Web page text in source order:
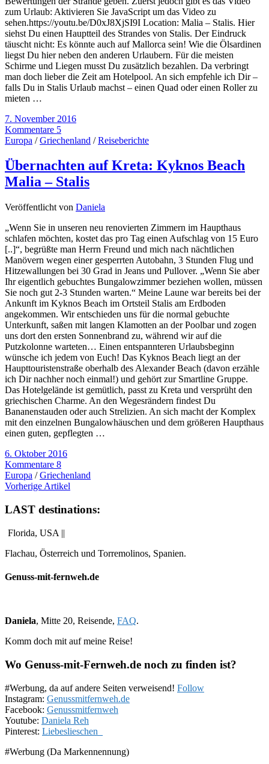
zum Urlaub: Aktivieren Sie JavaScript um das Video zu
sehen.https://youtu.be/D0xJ8XjSI9I Location: Malia – Stalis. Hier
siehst Du einen Hauptteil des Strandes von Stalis. Der Eindruck
täuscht nicht: Es könnte auch auf Mallorca sein! Wie die Ölsardinen
liegst Du hier neben den anderen Urlaubern. Für die meisten
Schirme und Liegen musst Du zusätzlich bezahlen. Da verbringt
man doch lieber die Zeit am Hotelpool. An sich empfehle ich Dir –
falls Du in Stalis Urlaub machst – einen Quad oder einen Roller zu
mieten …
7. November 2016
Kommentare 5
Europa /Griechenland /Reiseberichte
Übernachten auf Kreta: Kyknos Beach
Malia – Stalis
Veröffentlicht von Daniela
„Wenn Sie in unseren neu renovierten Zimmern im Haupthaus
schlafen möchten, kostet das pro Tag einen Aufschlag von 15 Euro
[..]“, begrüßte man Herrn Freund und mich nach nächtlichen
Manövern wegen einer gesperrten Autobahn, 3 Stunden Flug und
Hitzewallungen bei 30 Grad in Jeans und Pullover. „Wenn Sie aber
Ihr eigentlich gebuchtes Bungalowzimmer beziehen wollen, müssen
Sie noch gut 2-3 Stunden warten.“ Meine Laune war bereits bei der
Ankunft im Kyknos Beach im Ortsteil Stalis am Erdboden
angekommen. Wir entschieden uns für die normal gebuchte
Unterkunft, saßen mit langen Klamotten an der Poolbar und zogen
uns dort den ersten Sonnenbrand zu, während wir auf die
Putzkolonne warteten… Einen entspannteren Urlaubsbeginn
wünsche ich jedem von Euch! Das Kyknos Beach liegt an der
Haupttouristenstraße oberhalb des Alexander Beach (davon erzähle
ich Dir nachher noch einmal!) und gehört zur Smartline Gruppe.
Das Hotelgelände ist gemütlich, passt zu Kreta und versprüht den
griechischen Charme. An den Wegesrändern findest Du
Bananenstauden oder auch Strelizien. An sich macht der Komplex
mit den einzelnen Bungalowhäuschen und dem größeren Haupthaus
einen guten, gepflegten …
6. Oktober 2016
Kommentare 8
Europa /Griechenland
Vorherige Artikel
LAST destinations:
Florida, USA ||
Flachau, Österreich und Torremolinos, Spanien.
Genuss-mit-fernweh.de
Daniela, Mitte 20, Reisende, FAQ.
Komm doch mit auf meine Reise!
Wo Genuss-mit-Fernweh.de noch zu finden ist?
#Werbung, da auf andere Seiten verweisend! Follow
Instagram: Genussmitfernweh.de
Facebook: Genussmitfernweh
Youtube: Daniela Reh
Pinterest: Liebeslieschen_
#Werbung (Da Markennennung)